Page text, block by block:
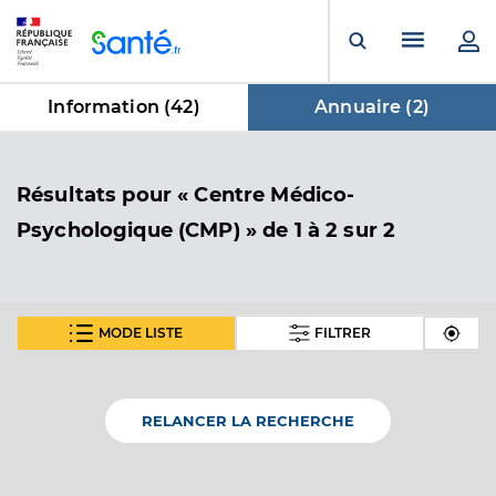
Ouvrir laMenu
Information (42) Annuaire (2)
Résultats dans Annuaire
pour « Centre Médico-
Psychologique (CMP) » de 1 à 2 sur 2
MODE LISTE FILTRER
Centre Médico-Psychologique (CMP)
Etablissement de soins
RELANCER LA RECHERCHE